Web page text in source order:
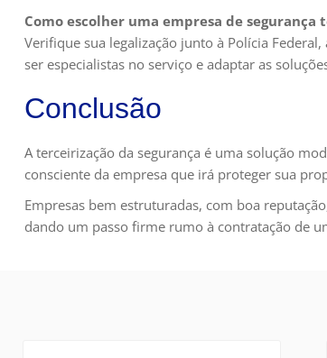
Como escolher uma empresa de segurança
Verifique sua legalização junto à Polícia
ser especialistas no serviço e adaptar as
Conclusão
A terceirização da segurança é uma solução
consciente da empresa que irá proteger sua
Empresas bem estruturadas, com boa
dando um passo firme rumo à contratação de